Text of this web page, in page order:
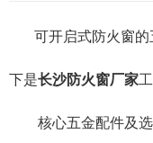
可开启式防火窗的五
下是长沙防火窗厂家
核心五金配件及选